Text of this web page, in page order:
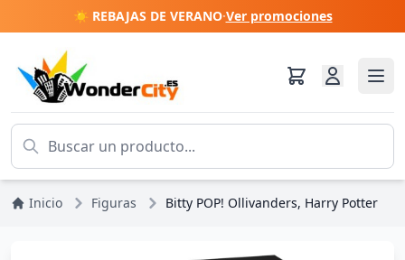
☀️ REBAJAS DE VERANO·Ver promociones
Inicio Figuras Bitty POP! Ollivanders, Harry Potter